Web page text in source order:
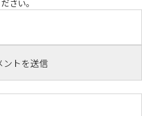
さい。